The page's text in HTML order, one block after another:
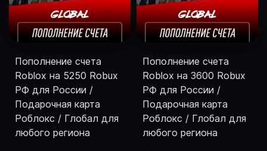
Пополнение счета
Roblox на 5250 Robux
РФ для России /
Подарочная карта
Роблокс / Глобал для
любого региона
Пополнение счета
Roblox на 3600 Robux
РФ для России /
Подарочная карта
Роблокс / Глобал для
любого региона